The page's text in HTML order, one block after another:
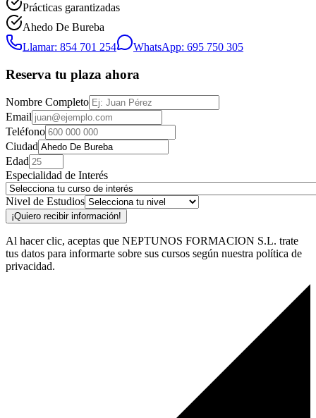
Prácticas garantizadas
Ahedo De Bureba
Llamar: 854 701 254
WhatsApp: 695 750 305
Reserva tu plaza ahora
Nombre Completo
Email
Teléfono
Ciudad
Edad
Especialidad de Interés
Nivel de Estudios
¡Quiero recibir información!
Al hacer clic, aceptas que NEPTUNOS FORMACION S.L. trate
tus datos para informarte sobre sus cursos según nuestra política de
privacidad.